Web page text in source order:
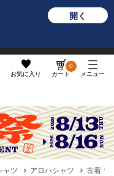
開く
お気に入り カート
0
メニュー
ャツ アロハシャツ
古着 ラ